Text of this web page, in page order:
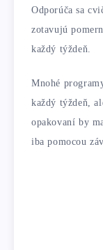
Odporúča sa
zotavujú
každý týždeň.
Mnohé
každý týždeň,
opakovaní by
iba pomocou